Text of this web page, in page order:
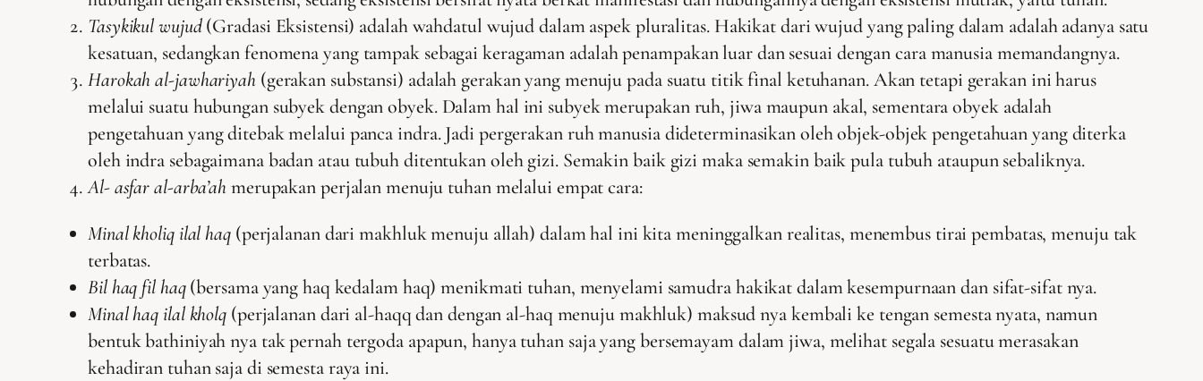
Tasykikul wujud(Gradasi Eksistensi) adalah wahdatul wujud dalam aspek pluralitas. Hakikat dari wujud yang paling dalam adalah adanya satu
kesatuan, sedangkan fenomena yang tampak sebagai keragaman adalah penampakan luar dan sesuai dengan cara manusia memandangnya.
Harokah al-jawhariyah(gerakan substansi) adalah gerakan yang menuju pada suatu titik final ketuhanan. Akan tetapi gerakan ini harus
melalui suatu hubungan subyek dengan obyek. Dalam hal ini subyek merupakan ruh, jiwa maupun akal, sementara obyek adalah
pengetahuan yang ditebak melalui panca indra. Jadi pergerakan ruh manusia dideterminasikan oleh objek-objek pengetahuan yang diterka
oleh indra sebagaimana badan atau tubuh ditentukan oleh gizi. Semakin baik gizi maka semakin baik pula tubuh ataupun sebaliknya.
Al- asfar al-arba’ahmerupakan perjalan menuju tuhan melalui empat cara:
Minal kholiq ilal haq(perjalanan dari makhluk menuju allah) dalam hal ini kita meninggalkan realitas, menembus tirai pembatas, menuju tak
terbatas.
Bil haq fil haq(bersama yang haq kedalam haq) menikmati tuhan, menyelami samudra hakikat dalam kesempurnaan dan sifat-sifat nya.
Minal haq ilal kholq (perjalanan dari al-haqq dan dengan al-haq menuju makhluk) maksud nya kembali ke tengan semesta nyata, namun
bentuk bathiniyah nya tak pernah tergoda apapun, hanya tuhan saja yang bersemayam dalam jiwa, melihat segala sesuatu merasakan
kehadiran tuhan saja di semesta raya ini.